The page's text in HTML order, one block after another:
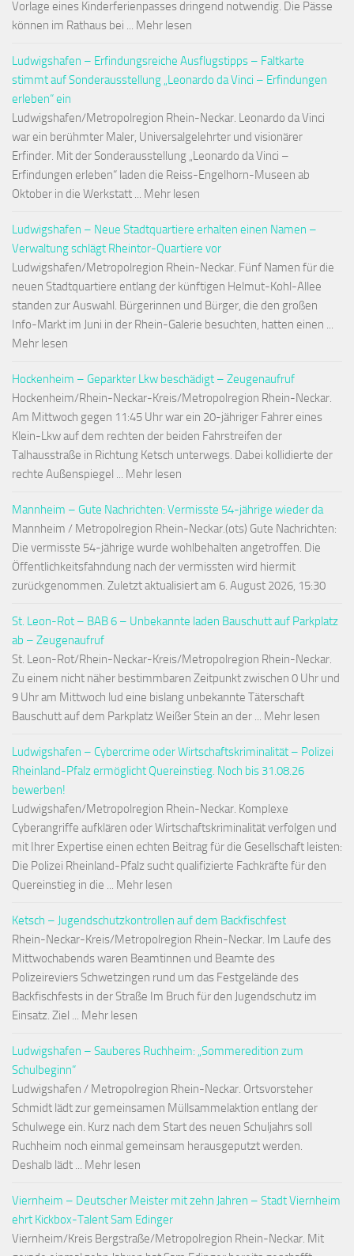
Vorlage eines Kinderferienpasses dringend notwendig. Die Pässe
können im Rathaus bei ... Mehr lesen
Ludwigshafen – Erfindungsreiche Ausflugstipps – Faltkarte
stimmt auf Sonderausstellung „Leonardo da Vinci – Erfindungen
erleben“ ein
Ludwigshafen/Metropolregion Rhein-Neckar. Leonardo da Vinci
war ein berühmter Maler, Universalgelehrter und visionärer
Erfinder. Mit der Sonderausstellung „Leonardo da Vinci –
Erfindungen erleben“ laden die Reiss-Engelhorn-Museen ab
Oktober in die Werkstatt ... Mehr lesen
Ludwigshafen – Neue Stadtquartiere erhalten einen Namen –
Verwaltung schlägt Rheintor-Quartiere vor
Ludwigshafen/Metropolregion Rhein-Neckar. Fünf Namen für die
neuen Stadtquartiere entlang der künftigen Helmut-Kohl-Allee
standen zur Auswahl. Bürgerinnen und Bürger, die den großen
Info-Markt im Juni in der Rhein-Galerie besuchten, hatten einen ...
Mehr lesen
Hockenheim – Geparkter Lkw beschädigt – Zeugenaufruf
Hockenheim/Rhein-Neckar-Kreis/Metropolregion Rhein-Neckar.
Am Mittwoch gegen 11:45 Uhr war ein 20-jähriger Fahrer eines
Klein-Lkw auf dem rechten der beiden Fahrstreifen der
Talhausstraße in Richtung Ketsch unterwegs. Dabei kollidierte der
rechte Außenspiegel ... Mehr lesen
Mannheim – Gute Nachrichten: Vermisste 54-jährige wieder da
Mannheim / Metropolregion Rhein-Neckar.(ots) Gute Nachrichten:
Die vermisste 54-jährige wurde wohlbehalten angetroffen. Die
Öffentlichkeitsfahndung nach der vermissten wird hiermit
zurückgenommen. Zuletzt aktualisiert am 6. August 2026, 15:30
St. Leon-Rot – BAB 6 – Unbekannte laden Bauschutt auf Parkplatz
ab – Zeugenaufruf
St. Leon-Rot/Rhein-Neckar-Kreis/Metropolregion Rhein-Neckar.
Zu einem nicht näher bestimmbaren Zeitpunkt zwischen 0 Uhr und
9 Uhr am Mittwoch lud eine bislang unbekannte Täterschaft
Bauschutt auf dem Parkplatz Weißer Stein an der ... Mehr lesen
Ludwigshafen – Cybercrime oder Wirtschaftskriminalität – Polizei
Rheinland-Pfalz ermöglicht Quereinstieg. Noch bis 31.08.26
bewerben!
Ludwigshafen/Metropolregion Rhein-Neckar. Komplexe
Cyberangriffe aufklären oder Wirtschaftskriminalität verfolgen und
mit Ihrer Expertise einen echten Beitrag für die Gesellschaft leisten:
Die Polizei Rheinland-Pfalz sucht qualifizierte Fachkräfte für den
Quereinstieg in die ... Mehr lesen
Ketsch – Jugendschutzkontrollen auf dem Backfischfest
Rhein-Neckar-Kreis/Metropolregion Rhein-Neckar. Im Laufe des
Mittwochabends waren Beamtinnen und Beamte des
Polizeireviers Schwetzingen rund um das Festgelände des
Backfischfests in der Straße Im Bruch für den Jugendschutz im
Einsatz. Ziel ... Mehr lesen
Ludwigshafen – Sauberes Ruchheim: „Sommeredition zum
Schulbeginn“
Ludwigshafen / Metropolregion Rhein-Neckar. Ortsvorsteher
Schmidt lädt zur gemeinsamen Müllsammelaktion entlang der
Schulwege ein. Kurz nach dem Start des neuen Schuljahrs soll
Ruchheim noch einmal gemeinsam herausgeputzt werden.
Deshalb lädt ... Mehr lesen
Viernheim – Deutscher Meister mit zehn Jahren – Stadt Viernheim
ehrt Kickbox-Talent Sam Edinger
Viernheim/Kreis Bergstraße/Metropolregion Rhein-Neckar. Mit